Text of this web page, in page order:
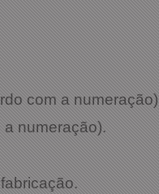
com a numeração)
numeração).